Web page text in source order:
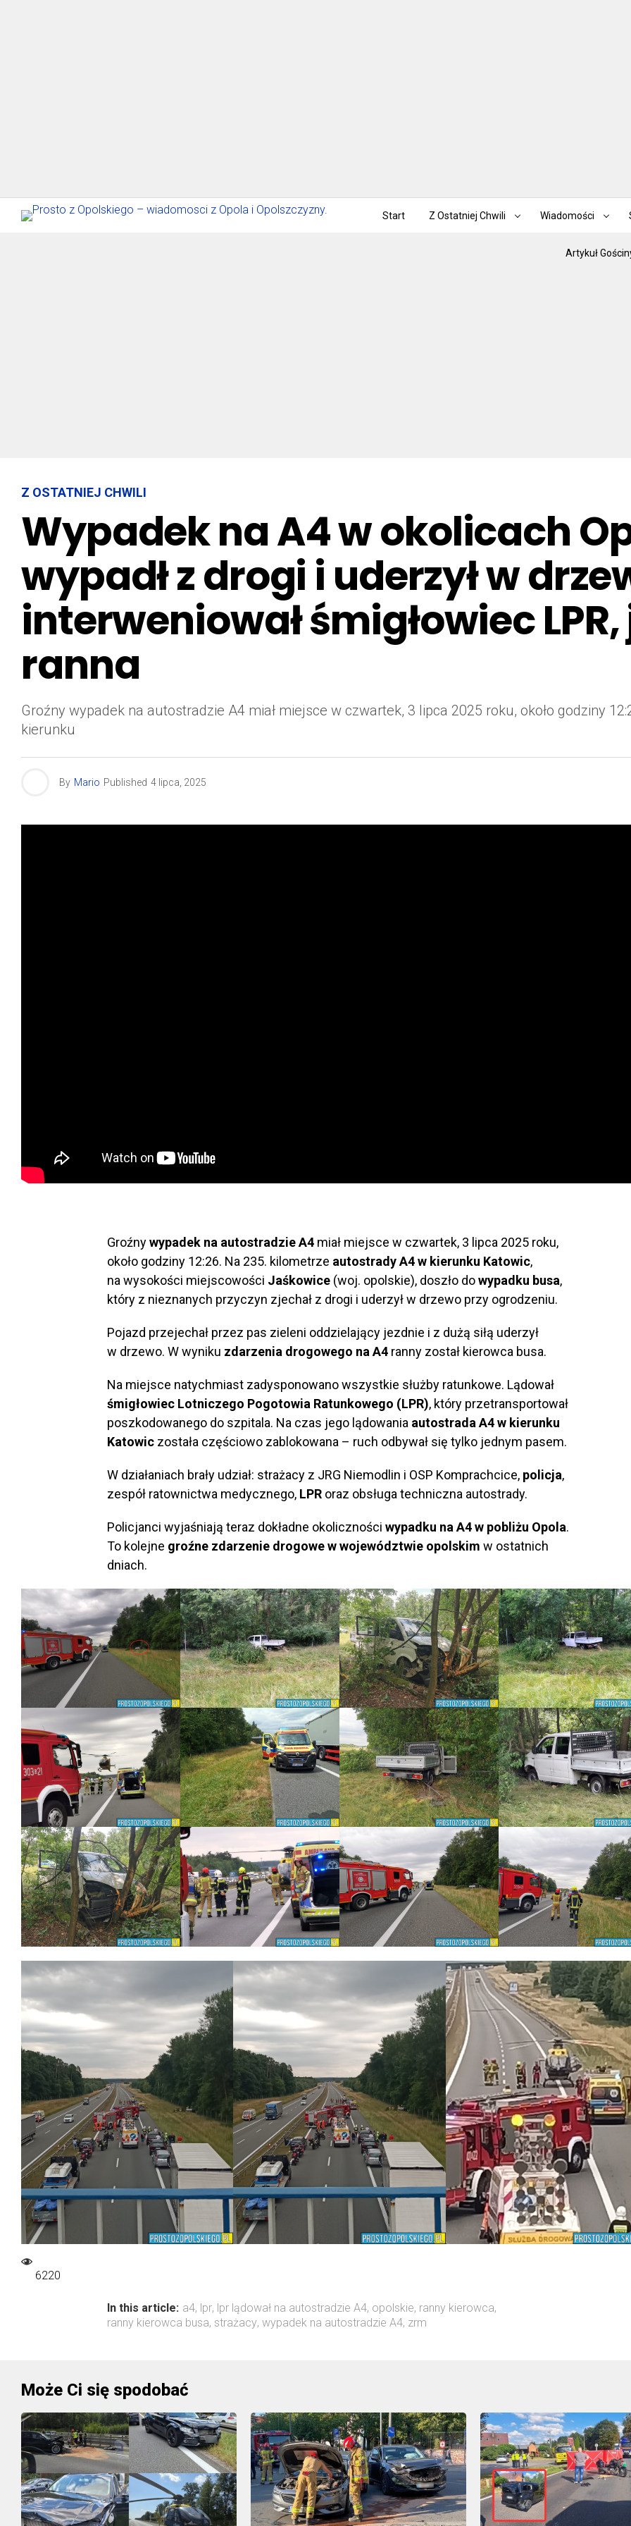
Start Z Ostatniej Chwili Wiadomości
Artykuł
Z OSTATNIEJ CHWILI
Wypadek na A4 w okolicach
wypadł z drogi i uderzył w
interweniował śmigłowiec
ranna
Groźny wypadek na autostradzie A4 miał miejsce w czwartek, 3 lipca 2025 roku, około godziny
kierunku
By Mario Published 4 lipca, 2025
Groźnywypadek na autostradzie A4 miał miejsce w czwartek, 3 lipca 2025 roku,
około godziny 12:26. Na 235. kilometrze autostrady A4 w kierunku Katowic,
na wysokości miejscowości Jaśkowice (woj. opolskie), doszło dowypadku busa,
który z nieznanych przyczyn zjechał z drogi i uderzył w drzewo przy ogrodzeniu.
Pojazd przejechał przez pas zieleni oddzielający jezdnie i z dużą siłą uderzył
w drzewo. W wyniku zdarzenia drogowego na A4 ranny został kierowca busa.
Na miejsce natychmiast zadysponowano wszystkie służby ratunkowe. Lądował
śmigłowiec Lotniczego Pogotowia Ratunkowego (LPR), który przetransportował
poszkodowanego do szpitala. Na czas jego lądowania autostrada A4 w kierunku
Katowic została częściowo zablokowana – ruch odbywał się tylko jednym pasem.
W działaniach brały udział: strażacy z JRG Niemodlin i OSP Komprachcice, policja,
zespół ratownictwa medycznego, LPR oraz obsługa techniczna autostrady.
Policjanci wyjaśniają teraz dokładne okoliczności wypadku na A4 w pobliżu Opola.
To kolejne groźne zdarzenie drogowe w województwie opolskim w ostatnich
dniach.
6220
In this article: a4, lpr, lpr lądował na autostradzie A4, opolskie, ranny kierowca,
ranny kierowca busa, strażacy, wypadek na autostradzie A4, zrm
Może Ci się spodobać